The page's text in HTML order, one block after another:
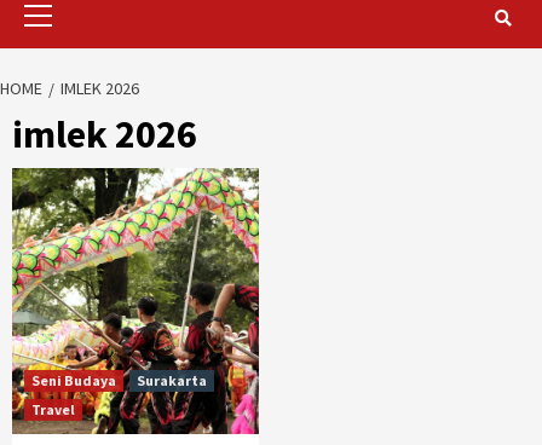
HOME IMLEK 2026
imlek 2026
Seni Budaya
Surakarta
Travel